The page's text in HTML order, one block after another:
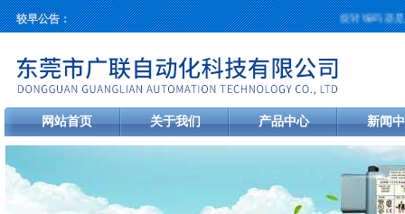
较早公告： 旋转编码器是工
网站首页 关于我们 产品中心 新闻